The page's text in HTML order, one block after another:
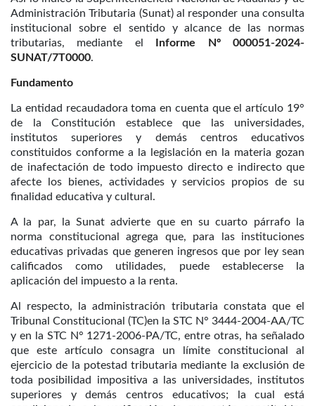
Administración Tributaria (Sunat) al responder una consulta
institucional sobre el sentido y alcance de las normas
tributarias, mediante el
Informe Nº 000051-2024-
SUNAT/7T0000.
Fundamento
La entidad recaudadora toma en cuenta que el artículo 19°
de la Constitución establece que las universidades,
institutos superiores y demás centros educativos
constituidos conforme a la legislación en la materia gozan
de inafectación de todo impuesto directo e indirecto que
afecte los bienes, actividades y servicios propios de su
finalidad educativa y cultural.
A la par, la Sunat advierte que en su cuarto párrafo la
norma constitucional agrega que, para las instituciones
educativas privadas que generen ingresos que por ley sean
calificados como utilidades, puede establecerse la
aplicación del impuesto a la renta.
Al respecto, la administración tributaria constata que el
Tribunal Constitucional (TC)en la STC N° 3444-2004-AA/TC
y en la STC N° 1271-2006-PA/TC, entre otras, ha señalado
que este artículo consagra un límite constitucional al
ejercicio de la potestad tributaria mediante la exclusión de
toda posibilidad impositiva a las universidades, institutos
superiores y demás centros educativos; la cual está